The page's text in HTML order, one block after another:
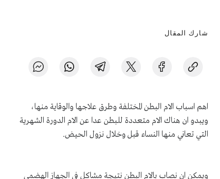
شارك المقال
اهم اسباب الام البطن المختلفة وطرق علاجها والوقاية منها،
ويبدو ان هناك الام متعددة للبطن عدا عن الام الدورة الشهرية
التي تعاني منها النساء قبل وخلال نزول الحيض.
ويمكن ان نصاب بالام البطن نتيجة مشاكل في الجهاز الهضمي